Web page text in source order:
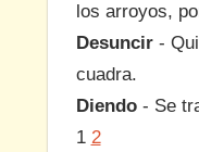
los arroyos,
Desuncir-
cuadra.
Diendo- Se
1 2